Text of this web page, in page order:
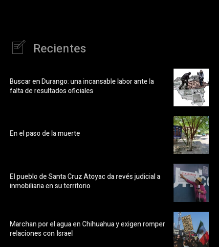
Recientes
Buscar en Durango: una incansable labor ante la
falta de resultados oficiales
En el paso de la muerte
El pueblo de Santa Cruz Atoyac da revés judicial a
inmobiliaria en su territorio
Marchan por el agua en Chihuahua y exigen romper
relaciones con Israel